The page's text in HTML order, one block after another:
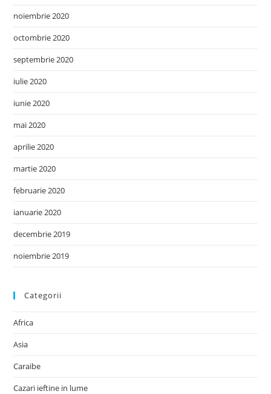
noiembrie 2020
octombrie 2020
septembrie 2020
iulie 2020
iunie 2020
mai 2020
aprilie 2020
martie 2020
februarie 2020
ianuarie 2020
decembrie 2019
noiembrie 2019
Categorii
Africa
Asia
Caraibe
Cazari ieftine in lume